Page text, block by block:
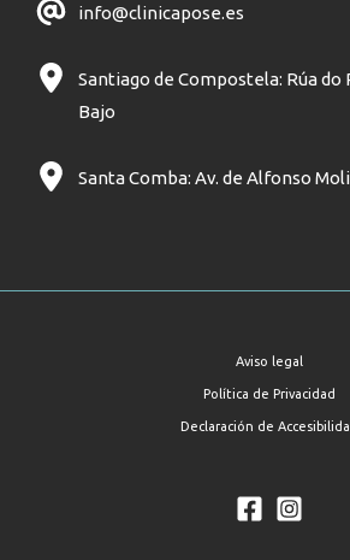
info@clinicapose.es
Santiago de Compostela: Rúa do
Bajo
Santa Comba: Av. de Alfonso
Aviso legal
Política de Privacidad
Declaración de